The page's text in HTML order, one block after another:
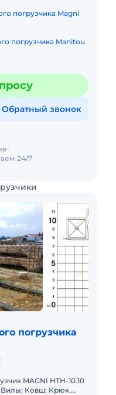
погрузчика Magni
погрузчика Manitou
Обратный звонок
24/7
погрузчика
MAGNI HTH-10.10
Вилы; Ковш; Крюк.